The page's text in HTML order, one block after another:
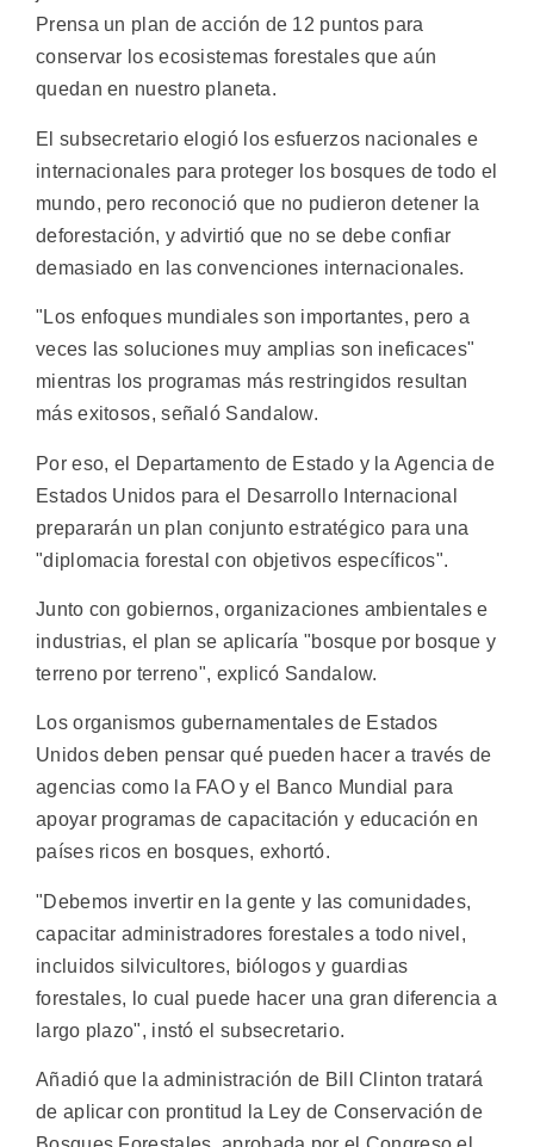
Prensa un plan de acción de 12 puntos para
conservar los ecosistemas forestales que aún
quedan en nuestro planeta.
El subsecretario elogió los esfuerzos nacionales e
internacionales para proteger los bosques de todo el
mundo, pero reconoció que no pudieron detener la
deforestación, y advirtió que no se debe confiar
demasiado en las convenciones internacionales.
"Los enfoques mundiales son importantes, pero a
veces las soluciones muy amplias son ineficaces"
mientras los programas más restringidos resultan
más exitosos, señaló Sandalow.
Por eso, el Departamento de Estado y la Agencia de
Estados Unidos para el Desarrollo Internacional
prepararán un plan conjunto estratégico para una
"diplomacia forestal con objetivos específicos".
Junto con gobiernos, organizaciones ambientales e
industrias, el plan se aplicaría "bosque por bosque y
terreno por terreno", explicó Sandalow.
Los organismos gubernamentales de Estados
Unidos deben pensar qué pueden hacer a través de
agencias como la FAO y el Banco Mundial para
apoyar programas de capacitación y educación en
países ricos en bosques, exhortó.
"Debemos invertir en la gente y las comunidades,
capacitar administradores forestales a todo nivel,
incluidos silvicultores, biólogos y guardias
forestales, lo cual puede hacer una gran diferencia a
largo plazo", instó el subsecretario.
Añadió que la administración de Bill Clinton tratará
de aplicar con prontitud la Ley de Conservación de